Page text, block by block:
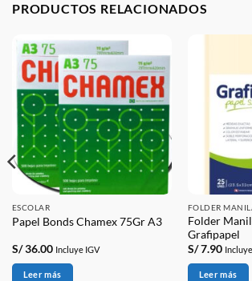
PRODUCTOS RELACIONADOS
ESCOLAR
Papel Bonds Chamex 75Gr A3
S/36.00 Incluye IGV
Leer más
FOLDER
Folder
Grafipapel
S/7.90
Leer más